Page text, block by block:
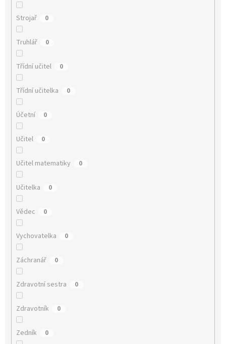
Strojař 0
Truhlář 0
Třídní učitel 0
Třídní učitelka 0
Účetní 0
Učitel 0
Učitel matematiky 0
Učitelka 0
Vědec 0
Vychovatelka 0
Záchranář 0
Zdravotní sestra 0
Zdravotník 0
Zedník 0